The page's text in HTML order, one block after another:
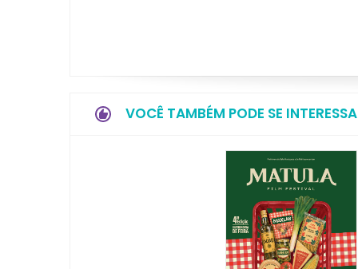
VOCÊ TAMBÉM PODE SE